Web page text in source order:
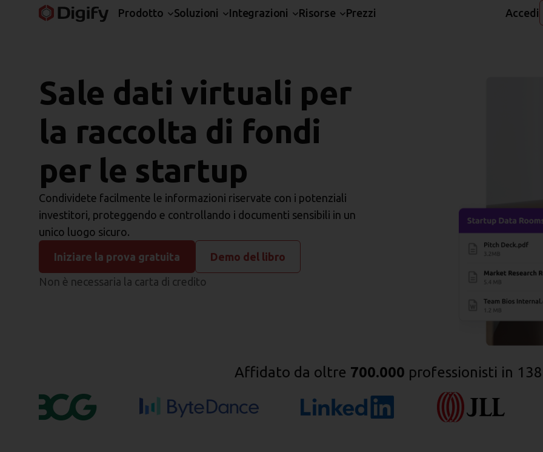
Prodotto Soluzioni Integrazioni Risorse Prezzi Accedi
Sale dati virtuali per
la raccolta di fondi
per le startup
Condividete facilmente le informazioni riservate con i potenziali
investitori, proteggendo e controllando i documenti sensibili in un
unico luogo sicuro.
Iniziare la prova gratuita Demo del libro
Non è necessaria la carta di credito
Affidato da oltre 700.000 professionisti in